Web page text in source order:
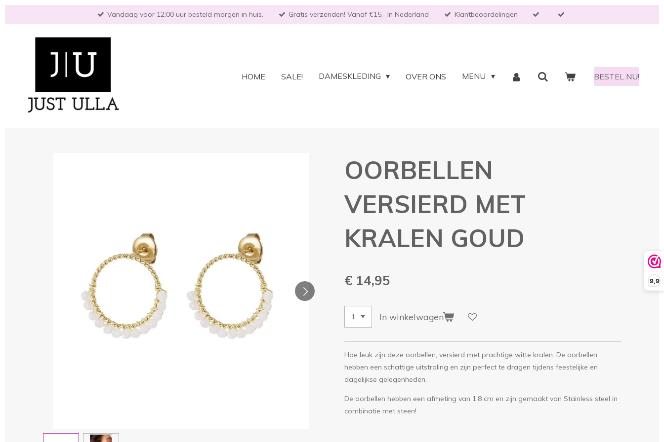
9,9
direct
Vandaag voor 12:00 uur besteld morgen in huis. Gratis verzenden! Vanaf €15,- In Nederland Klantbeoordelingen
HOME SALE! DAMESKLEDING OVER ONS MENU BESTEL NU!
OORBELLEN
VERSIERD MET
KRALEN GOUD
€ 14,95
In winkelwagen
Hoe leuk zijn deze oorbellen, versierd met prachtige witte kralen. De oorbellen
hebben een schattige uitstraling en zijn perfect te dragen tijdens feestelijke en
dagelijkse gelegenheden.
De oorbellen hebben een afmeting van 1,8 cm en zijn gemaakt van Stainless steel in
combinatie met steen!